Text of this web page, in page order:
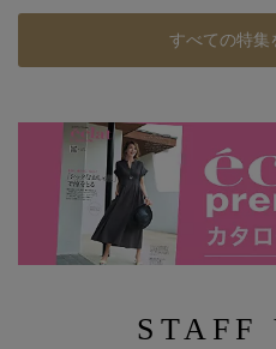
すべての特集
STAFF